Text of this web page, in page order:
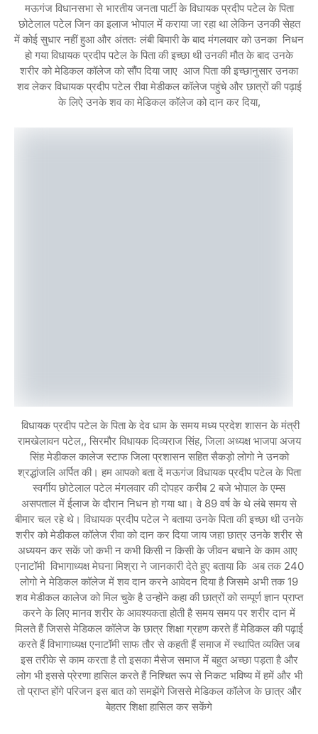
मऊगंज विधानसभा से भारतीय जनता पार्टी के विधायक प्रदीप पटेल के पिता
छोटेलाल पटेल जिन का इलाज भोपाल में कराया जा रहा था लेकिन उनकी सेहत
में कोई सुधार नहीं हुआ और अंततः लंबी बिमारी के बाद मंगलवार को उनका निधन
हो गया विधायक प्रदीप पटेल के पिता की इच्छा थी उनकी मौत के बाद उनके
शरीर को मेडिकल कॉलेज को सौंप दिया जाए आज पिता की इच्छानुसार उनका
शव लेकर विधायक प्रदीप पटेल रीवा मेडीकल कॉलेज पहुंचे और छात्रों की पढ़ाई
के लिऐ उनके शव का मेडिकल कॉलेज को दान कर दिया,
विधायक प्रदीप पटेल के पिता के देव धाम के समय मध्य प्रदेश शासन के मंत्री
रामखेलावन पटेल,, सिरमौर विधायक दिव्यराज सिंह, जिला अध्यक्ष भाजपा अजय
सिंह मेडीकल कालेज स्टाफ जिला प्रशासन सहित सैकड़ो लोगो ने उनको
श्रद्धांजलि अर्पित की। हम आपको बता दें मऊगंज विधायक प्रदीप पटेल के पिता
स्वर्गीय छोटेलाल पटेल मंगलवार की दोपहर करीब 2 बजे भोपाल के एम्स
असपताल में ईलाज के दौरान निधन हो गया था। वे 89 वर्ष के थे लंबे समय से
बीमार चल रहे थे। विधायक प्रदीप पटेल ने बताया उनके पिता की इच्छा थी उनके
शरीर को मेडीकल कॉलेज रीवा को दान कर दिया जाय जहा छात्र उनके शरीर से
अध्ययन कर सकें जो कभी न कभी किसी न किसी के जीवन बचाने के काम आए
एनाटॉमी विभागाध्यक्ष मेघना मिश्रा ने जानकारी देते हुए बताया कि अब तक 240
लोगो ने मेडिकल कॉलेज में शव दान करने आवेदन दिया है जिसमे अभी तक 19
शव मेडीकल कालेज को मिल चुके है उन्होंने कहा की छात्रों को सम्पूर्ण ज्ञान प्राप्त
करने के लिए मानव शरीर के आवश्यकता होती है समय समय पर शरीर दान में
मिलते हैं जिससे मेडिकल कॉलेज के छात्र शिक्षा ग्रहण करते हैं मेडिकल की पढ़ाई
करते हैं विभागाध्यक्ष एनाटॉमी साफ तौर से कहती हैं समाज में स्थापित व्यक्ति जब
इस तरीके से काम करता है तो इसका मैसेज समाज में बहुत अच्छा पड़ता है और
लोग भी इससे प्रेरणा हासिल करते हैं निश्चित रूप से निकट भविष्य में हमें और भी
तो प्राप्त होंगे परिजन इस बात को समझेंगे जिससे मेडिकल कॉलेज के छात्र और
बेहतर शिक्षा हासिल कर सकेंगे